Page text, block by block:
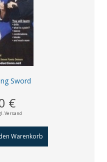
Sword
€
Versand
Warenkorb